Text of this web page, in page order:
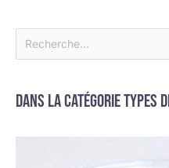
Dans la catégorie Types